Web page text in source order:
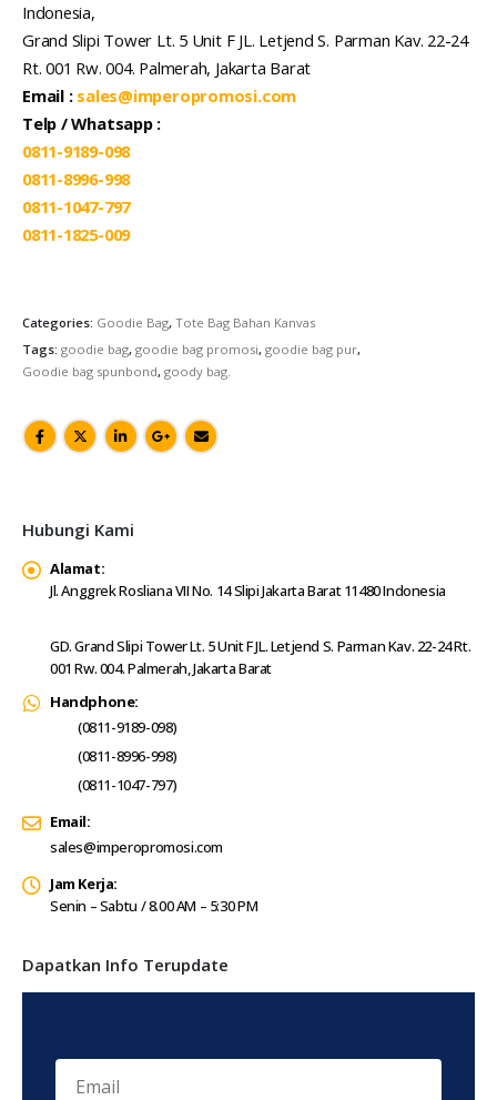
Indonesia,
Grand Slipi Tower Lt. 5 Unit F JL. Letjend S. Parman Kav. 22-24
Rt. 001 Rw. 004. Palmerah, Jakarta Barat
Email : sales@imperopromosi.com
Telp / Whatsapp :
0811-9189-098
0811-8996-998
0811-1047-797
0811-1825-009
Categories: Goodie Bag, Tote Bag Bahan Kanvas
Tags: goodie bag, goodie bag promosi, goodie bag pur,
Goodie bag spunbond, goody bag.
Hubungi Kami
Alamat:
Jl. Anggrek Rosliana VII No. 14 Slipi Jakarta Barat 11480 Indonesia
GD. Grand Slipi Tower Lt. 5 Unit F JL. Letjend S. Parman Kav. 22-24 Rt.
001 Rw. 004. Palmerah, Jakarta Barat
Handphone:
(0811-9189-098)
(0811-8996-998)
(0811-1047-797)
Email:
sales@imperopromosi.com
Jam Kerja:
Senin – Sabtu / 8.00 AM – 5:30 PM
Dapatkan Info Terupdate